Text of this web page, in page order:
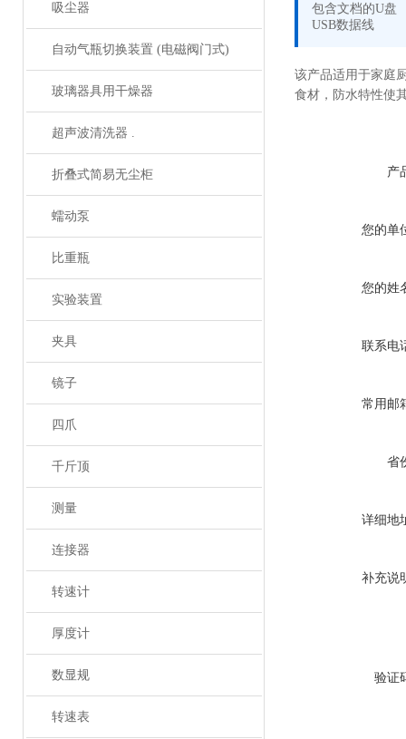
吸尘器
自动气瓶切换装置 (电磁阀门式)
玻璃器具用干燥器
超声波清洗器 .
折叠式简易无尘柜
蠕动泵
比重瓶
实验装置
夹具
镜子
四爪
千斤顶
测量
连接器
转速计
厚度计
数显规
转速表
包含文档的U盘
USB数据线
该产品适用于家庭
食材，防水特性使
产
您的单
您的姓
联系电
常用邮
省
详细地
补充说
验证